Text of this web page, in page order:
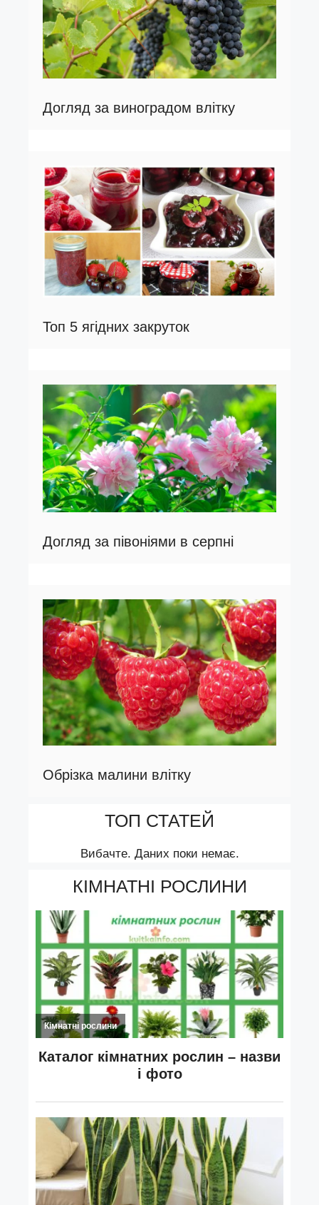
Догляд за виноградом влітку
Топ 5 ягідних закруток
Догляд за півоніями в серпні
Обрізка малини влітку
ТОП СТАТЕЙ
Вибачте. Даних поки немає.
КІМНАТНІ РОСЛИНИ